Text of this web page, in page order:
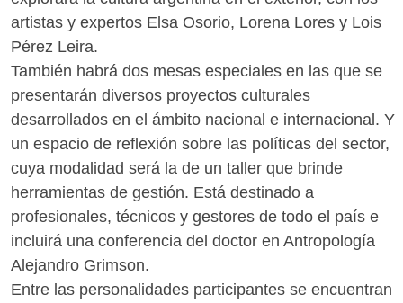
artistas y expertos Elsa Osorio, Lorena Lores y Lois
Pérez Leira.
También habrá dos mesas especiales en las que se
presentarán diversos proyectos culturales
desarrollados en el ámbito nacional e internacional. Y
un espacio de reflexión sobre las políticas del sector,
cuya modalidad será la de un taller que brinde
herramientas de gestión. Está destinado a
profesionales, técnicos y gestores de todo el país e
incluirá una conferencia del doctor en Antropología
Alejandro Grimson.
Entre las personalidades participantes se encuentran